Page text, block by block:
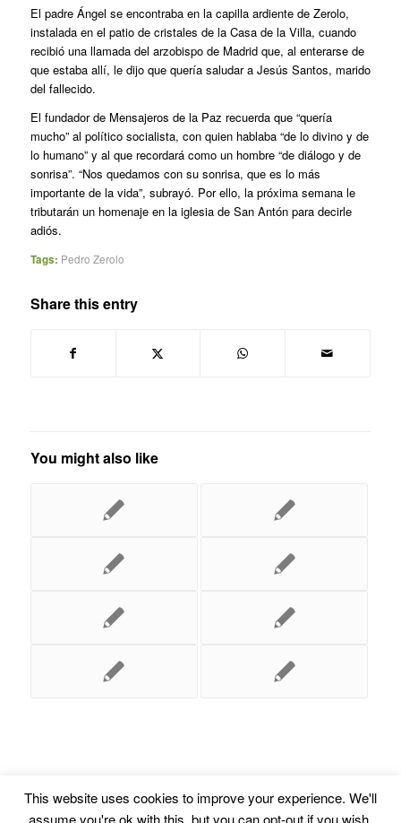
El padre Ángel se encontraba en la capilla ardiente de Zerolo,
instalada en el patio de cristales de la Casa de la Villa, cuando
recibió una llamada del arzobispo de Madrid que, al enterarse de
que estaba allí, le dijo que quería saludar a Jesús Santos, marido
del fallecido.
El fundador de Mensajeros de la Paz recuerda que “quería
mucho” al político socialista, con quien hablaba “de lo divino y de
lo humano” y al que recordará como un hombre “de diálogo y de
sonrisa”. “Nos quedamos con su sonrisa, que es lo más
importante de la vida”, subrayó. Por ello, la próxima semana le
tributarán un homenaje en la iglesia de San Antón para decirle
adiós.
Tags: Pedro Zerolo
Share this entry
You might also like
This website uses cookies to improve your experience. We'll
assume you're ok with this, but you can opt-out if you wish.